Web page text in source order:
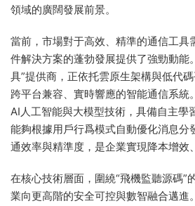
領域的廣闊發展前景。
當前，市場對于高效、精準的通信工具
件解決方案的蓬勃發展提供了強勁動能
具”提供商，正依托雲原生架構與低代
跨平台兼容、實時響應的智能通信系統
AI人工智能與大模型技術，具備自主學
能夠根據用戶行爲模式自動優化消息分
通效率與精準度，是企業實現降本增效
在核心技術層面，圍繞“飛機監聽源碼”
業向更高階的安全可控與數智融合邁進